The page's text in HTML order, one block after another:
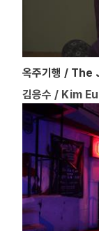
옥주기행 /
김응수 / Kim